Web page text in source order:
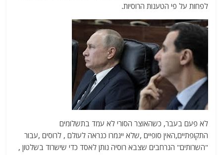
לפחות על פי הטענות הרוסיות.
לא פעם בעבר, כשהאוצר הסורי לא עמד בתשלומים
התקופתיים,האין סופיים ,שלא ייגמרו כנראה לעולם , לרוסים ,עבור
"השרותים" הנרחבים שצבא רוסיה נותן לאסד כדי שישרוד בשלטון ,